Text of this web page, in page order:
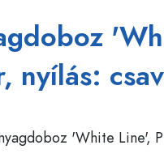
Palackok márka szerint
WECK-palackok
Palackok funkció szerint
Csatos üvegpalackok
nyílás: